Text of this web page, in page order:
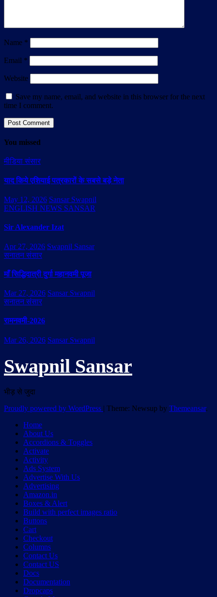
Name *
Email *
Website
Save my name, email, and website in this browser for the next
time I comment.
You missed
मीडिया संसार
याद किये एशियाई पत्रकारों के सबसे बड़े नेता
May 12, 2026 Sansar Swapnil
ENGLISH NEWS SANSAR
Sir Alexander Izat
Apr 27, 2026 Swapnil Sansar
सनातन संसार
माँ सिद्धिदात्री दुर्गा महानवमी पूजा
Mar 27, 2026 Sansar Swapnil
सनातन संसार
रामनवमी-2026
Mar 26, 2026 Sansar Swapnil
Swapnil Sansar
भीड़ से जुदा
Proudly powered by WordPress
Theme: Newsup by Themeansar.
Home
About Us
Accordions & Toggles
Activate
Activity
Ads System
Advertise With Us
Advertising
Amazon.in
Boxes & Alert
Build with perfect images ratio
Buttons
Cart
Checkout
Columns
Contact Us
Contact US
Docs
Documentation
Dropcaps